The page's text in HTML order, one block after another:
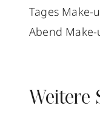
Tages Make-
Abend Make-
Weitere